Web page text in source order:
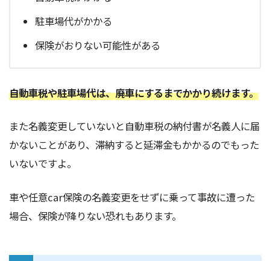
駐車場代がかかる
保険がおりない可能性がある
自動車税や駐車場代は、廃車にするまでかかり続けます。
また名義変更していないと自動車税の納付書が名義人に届
かないことがあり、滞納すると延滞金もかかるのでもった
いないですよ。
車や任意car保険の名義変更をせずに乗って事故に遭った
場合、保険が降りない恐れもあります。